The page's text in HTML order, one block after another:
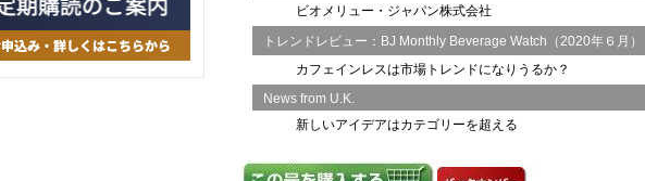
ビオメリュー・ジャパン株式会社
トレンドレビュー：BJ Monthly Beverage Watch（2020年６月）
カフェインレスは市場トレンドになりうるか？
News from U.K.
新しいアイデアはカテゴリーを超える